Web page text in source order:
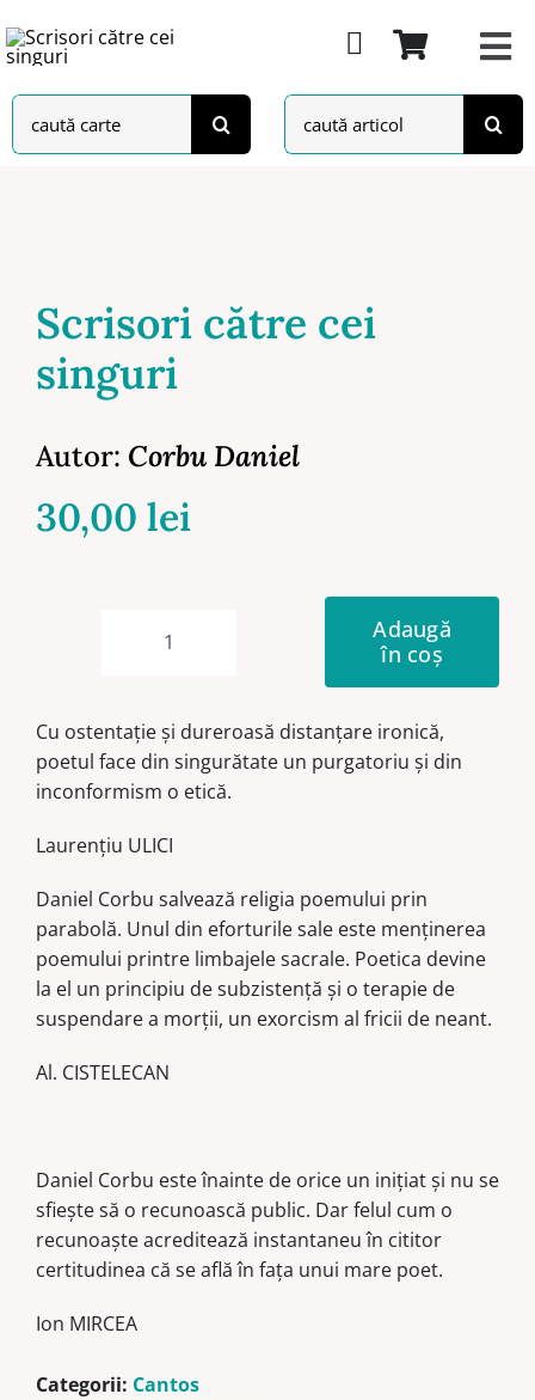
to
content
Search
for:
Search
for:
Scrisori către cei
singuri
Autor: Corbu Daniel
30,00 lei
Cantitate
cei
singuri
Adaugă
în coș
Cu ostentaţie şi dureroasă distanţare ironică,
poetul face din singurătate un purgatoriu şi din
inconformism o etică.
Laurenţiu ULICI
Daniel Corbu salvează religia poemului prin
parabolă. Unul din eforturile sale este menţinerea
poemului printre limbajele sacrale. Poetica devine
la el un principiu de subzistenţă şi o terapie de
suspendare a morţii, un exorcism al fricii de neant.
Al. CISTELECAN
Daniel Corbu este înainte de orice un iniţiat şi nu se
sfieşte să o recunoască public. Dar felul cum o
recunoaşte acreditează instantaneu în cititor
certitudinea că se află în faţa unui mare poet.
Ion MIRCEA
Categorii: Cantos